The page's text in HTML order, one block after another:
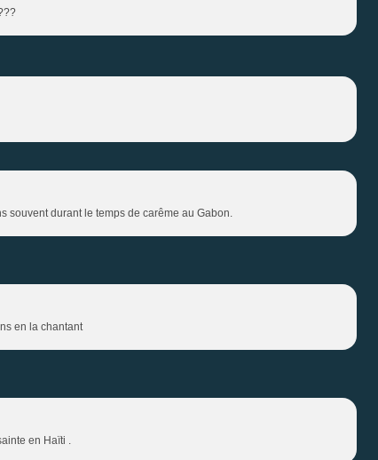
souvent durant le temps de carême au Gabon.
en la chantant
en Haïti .